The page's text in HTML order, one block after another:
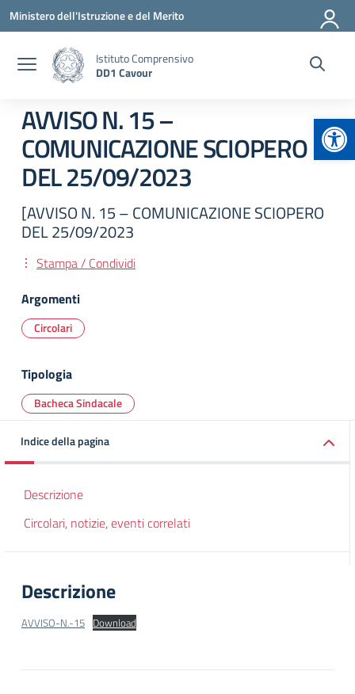
Vai ai contenuti
Vai al menu di navigazione
Vai al footer
Ministero dell'Istruzione e del Merito
Istituto Comprensivo
DD1 Cavour
AVVISO N. 15 –
COMUNICAZIONE SCIOPERO
DEL 25/09/2023
[AVVISO N. 15 – COMUNICAZIONE SCIOPERO
DEL 25/09/2023
Stampa / Condividi
Argomenti
Circolari
Tipologia
Bacheca Sindacale
Indice della pagina
Descrizione
Circolari, notizie, eventi correlati
Descrizione
AVVISO-N.-15 Download